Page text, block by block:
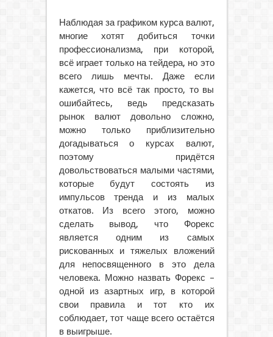
Наблюдая за графиком курса валют,
многие хотят добиться точки
профессионализма, при которой,
всё играет только на тейдера, но это
всего лишь мечты. Даже если
кажется, что всё так просто, то вы
ошибайтесь, ведь предсказать
рынок валют довольно сложно,
можно только приблизительно
догадываться о курсах валют,
поэтому придётся
довольствоваться малыми частями,
которые будут состоять из
импульсов тренда и из малых
откатов. Из всего этого, можно
сделать вывод, что Форекс
является одним из самых
рискованных и тяжелых вложений
для непосвященного в это дела
человека. Можно назвать Форекс –
одной из азартных игр, в которой
свои правила и тот кто их
соблюдает, тот чаще всего остаётся
в выигрыше.